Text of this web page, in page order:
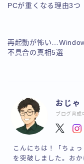
PCが重くなる理由3つ
再起動が怖い
不具合の真相5選
おじゃ
ブログ育成
こんにちは！「ちょ
を突破しました。お